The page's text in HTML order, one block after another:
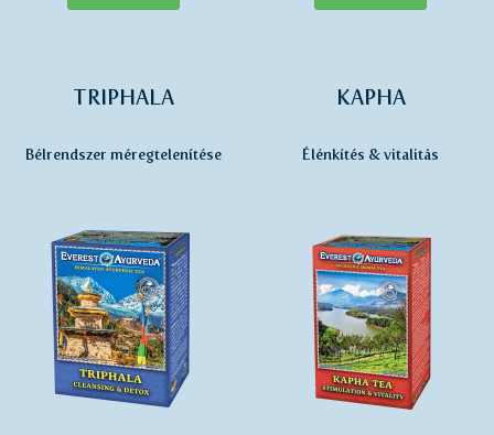
TRIPHALA
Bélrendszer méregtelenítése
KAPHA
Élénkítés & vitalitás